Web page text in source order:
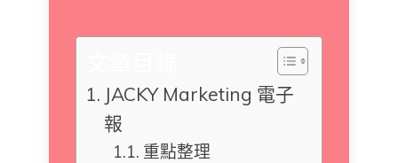
JACKY Marketing 電子
報
重點整理